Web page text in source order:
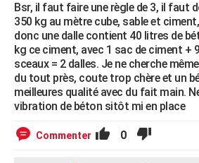
Bsr, il faut faire une règle de 3, il faut
350 kg au mètre cube, sable et
donc une dalle contient 40 litres de
kg ce ciment, avec 1 sac de ciment +
sceaux = 2 dalles. Je ne cherche
du tout près, coute trop chère et un
meilleures qualité avec du fait main.
vibration de béton sitôt mi en place
Commenter 0